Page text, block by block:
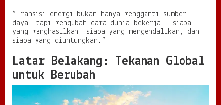
K
e
t
e
a
u
n
“Transisi energi bukan hanya mengganti sumber
daya, tapi mengubah cara dunia bekerja — siapa
yang menghasilkan, siapa yang mengendalikan, dan
siapa yang diuntungkan.”
Latar Belakang: Tekanan Global
untuk Berubah